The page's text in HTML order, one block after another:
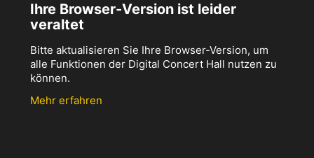
Ihre Browser-Version ist leider
veraltet
Bitte aktualisieren Sie Ihre Browser-Version, um
alle Funktionen der Digital Concert Hall nutzen zu
können.
Mehr erfahren